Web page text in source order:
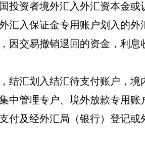
投资者境外汇入外汇资本金或
汇入保证金专用账户划入的
因交易撤销退回的资金，利
结汇划入结汇待支付账户，
中管理专户、境外放款专用
付及经外汇局（银行）登记